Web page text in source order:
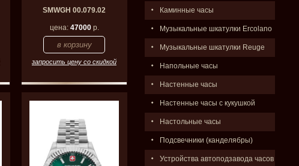
Каминные часы
Музыкальные шкатулки Ercolano
Музыкальные шкатулки Reuge
Напольные часы
Настенные часы
Настенные часы с кукушкой
Настольные часы
Подсвечники (канделябры)
Устройства автоподзавода часов
SMWGH 00.079.02
цена: 47000р.
запросить цену со скидкой